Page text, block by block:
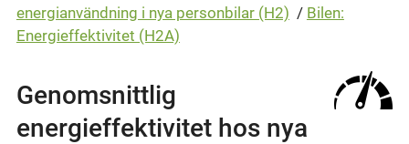
energianvändning i nya personbilar (H2) / Bilen:
Energieffektivitet (H2A)
Genomsnittlig
energieffektivitet hos nya